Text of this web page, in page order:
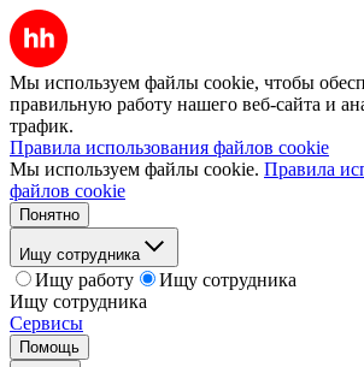
Мы используем файлы cookie, чтобы
правильную работу нашего веб-сайта и
трафик.
Правила использования файлов cookie
Мы используем файлы cookie. Правила
файлов cookie
Понятно
Ищу сотрудника
Ищу работу
Ищу сотрудника
Ищу сотрудника
Сервисы
Помощь